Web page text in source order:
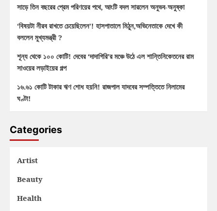
সাড়ে তিন বছরের প্রেম পরিণয়ের পথে, আংটি বদল সারলেন অনুভব-অনুষ্কা
‘বিষয়টা নীরব রাখতে চেয়েছিলেন’! হাসপাতালে মিঠুন,অভিনেতাকে দেখে কী
বললেন মুখ্যমন্ত্রী ?
শূন্য থেকে ১০০ কোটি! দেবের ‘দাদাগিরি’র মঞ্চে উঠে এল শান্তিনিকেতনের রাম
সাওয়ের লড়াইয়ের গল্প
১৬.৬১ কোটি টাকার ঋণ শোধ হয়নি! রাজপাল যাদবের সম্পত্তিতে নিলামের
ঘণ্টা!
Categories
Artist
Beauty
Health